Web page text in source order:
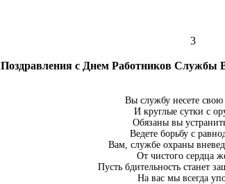
3
Поздравления с Днем Работников
Вы службу несете свою
И круглые сутки с
Обязаны вы
Ведете борьбу с
Вам, службе охраны
От чистого сердца
Пусть бдительность станет
На вас мы всегда